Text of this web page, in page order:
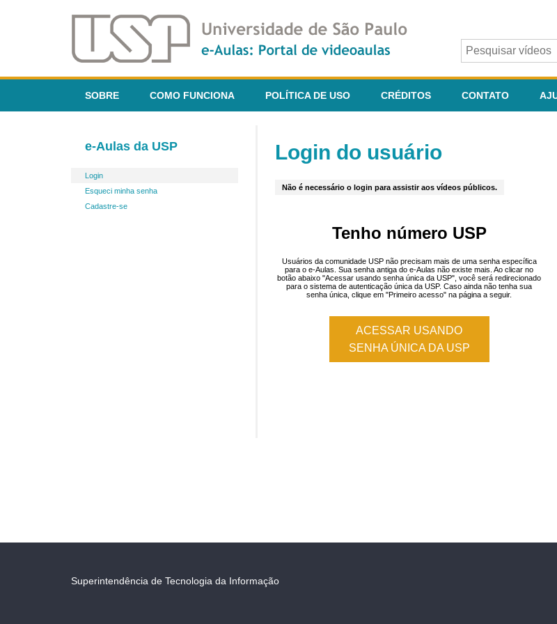
SOBRE COMO FUNCIONA POLÍTICA DE USO CRÉDITOS CONTATO
e-Aulas da USP
Login
Esqueci minha senha
Cadastre-se
Login do usuário
Não é necessário o login para assistir aos vídeos públicos.
Tenho número USP
Usuários da comunidade USP não precisam mais de uma senha específica
para o e-Aulas. Sua senha antiga do e-Aulas não existe mais. Ao clicar no
botão abaixo "Acessar usando senha única da USP", você será redirecionado
para o sistema de autenticação única da USP. Caso ainda não tenha sua
senha única, clique em "Primeiro acesso" na página a seguir.
ACESSAR USANDO
SENHA ÚNICA DA USP
Superintendência de Tecnologia da Informação